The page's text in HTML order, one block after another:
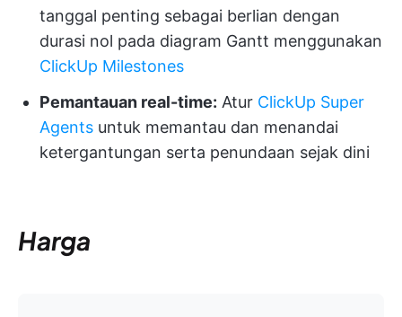
tanggal penting sebagai berlian dengan
durasi nol pada diagram Gantt menggunakan
ClickUp Milestones
Pemantauan real-time: Atur ClickUp Super
Agents untuk memantau dan menandai
ketergantungan serta penundaan sejak dini
Harga